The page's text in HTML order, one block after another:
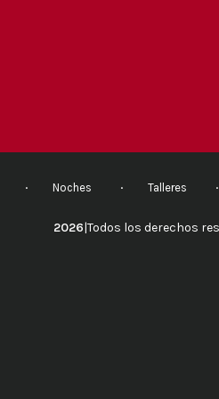
Noches Talleres
2026|Todos los derechos